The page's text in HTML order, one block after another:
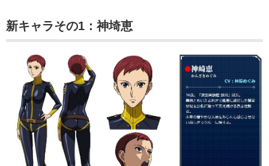
新キャラその1：神埼恵